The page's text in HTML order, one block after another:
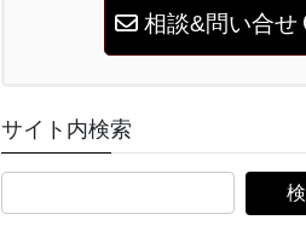
相談&問い合せ
サイト内検索